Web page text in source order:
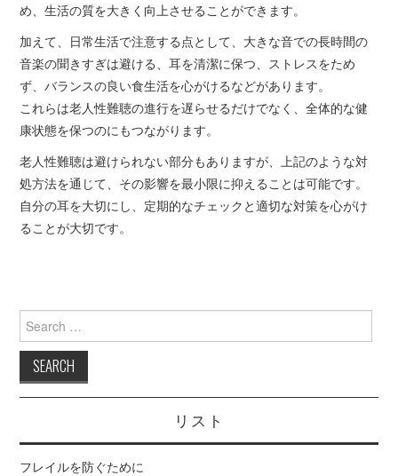
めよう
め、生活の質を大きく向上させることができます。
加えて、日常生活で注意する点として、大きな音での長時間の
音楽の聞きすぎは避ける、耳を清潔に保つ、ストレスをため
ず、バランスの良い食生活を心がけるなどがあります。
これらは老人性難聴の進行を遅らせるだけでなく、全体的な健
康状態を保つのにもつながります。
老人性難聴は避けられない部分もありますが、上記のような対
処方法を通じて、その影響を最小限に抑えることは可能です。
自分の耳を大切にし、定期的なチェックと適切な対策を心がけ
ることが大切です。
for:
リスト
フレイルを防ぐために